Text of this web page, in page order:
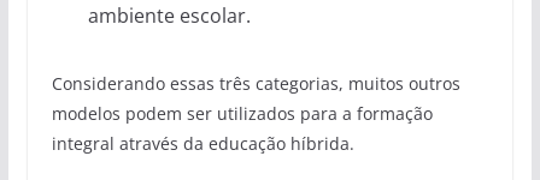
ambiente escolar.
Considerando essas três categorias, muitos outros
modelos podem ser utilizados para a formação
integral através da educação híbrida.